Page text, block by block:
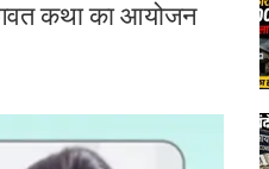
कथा का आयोजन